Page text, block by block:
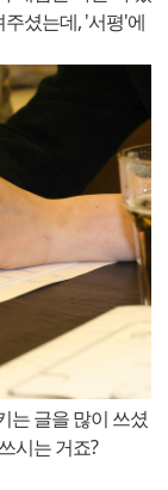
셨는데, '서평'에
는 글을 많이 쓰셨
시는 거죠?